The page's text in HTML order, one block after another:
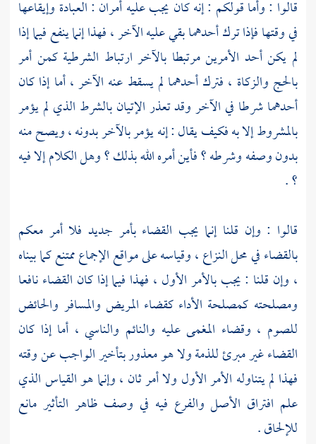
قالوا : وأما قولكم : إنه كان يجب عليه أمران : العبادة وإيقاعها
في وقتها فإذا ترك أحدهما بقي عليه الآخر ، فهذا إنما ينفع فيما إذا
لم يكن أحد الأمرين مرتبطا بالآخر ارتباط الشرطية كمن أمر
بالحج والزكاة ، فترك أحدهما لم يسقط عنه الآخر ، أما إذا كان
أحدهما شرطا في الآخر وقد تعذر الإتيان بالشرط الذي لم يؤمر
بالمشروط إلا به فكيف يقال : إنه يؤمر بالآخر بدونه ، ويصح منه
بدون وصفه وشرطه ؟ فأين أمره الله بذلك ؟ وهل الكلام إلا فيه
؟ .
قالوا : وإن قلنا إنما يجب القضاء بأمر جديد فلا أمر معكم
بالقضاء في محل النزاع ، وقياسه على مواقع الإجماع ممتنع كما بيناه
، وإن قلنا : يجب بالأمر الأول ، فهذا فيما إذا كان القضاء نافعا
ومصلحته كمصلحة الأداء كقضاء المريض والمسافر والحائض
للصوم ، وقضاء المغمى عليه والنائم والناسي ، أما إذا كان
القضاء غير مبرئ للذمة ولا هو معذور بتأخير الواجب عن وقته
فهذا لم يتناوله الأمر الأول ولا أمر ثان ، وإنما هو القياس الذي
علم افتراق الأصل والفرع فيه في وصف ظاهر التأثير مانع
للإلحاق .